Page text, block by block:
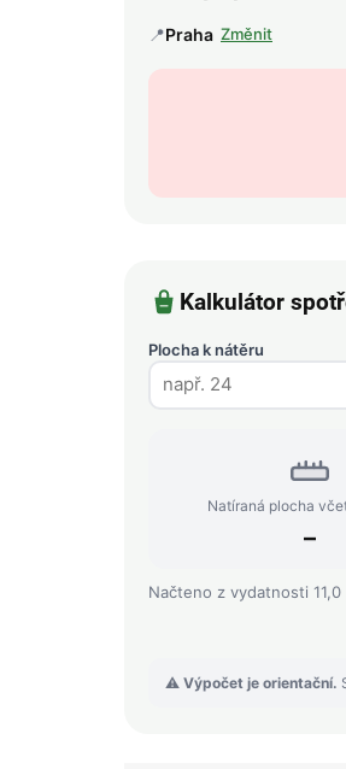
📍Praha Změnit
Kalkulátor
Plocha k nátěru
Natíraná plocha
–
Načteno z vydatnosti
⚠️ Výpočet je orientační.